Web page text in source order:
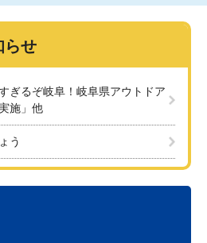
らせ
ぎるぞ岐阜！岐阜県アウトドア
施」他
う